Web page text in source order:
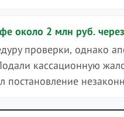
около 2 млн руб.
проверки, однако
кассационную
постановление